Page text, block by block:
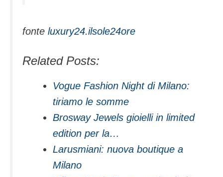
fonte luxury24.ilsole24ore
Related Posts:
Vogue Fashion Night di Milano:
tiriamo le somme
Brosway Jewels gioielli in limited
edition per la…
Larusmiani: nuova boutique a
Milano